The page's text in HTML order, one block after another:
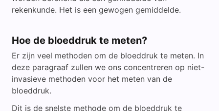
rekenkunde. Het is een gewogen gemiddelde.
Hoe de bloeddruk te meten?
Er zijn veel methoden om de bloeddruk te meten. In
deze paragraaf zullen we ons concentreren op niet-
invasieve methoden voor het meten van de
bloeddruk.
Dit is de snelste methode om de bloeddruk te